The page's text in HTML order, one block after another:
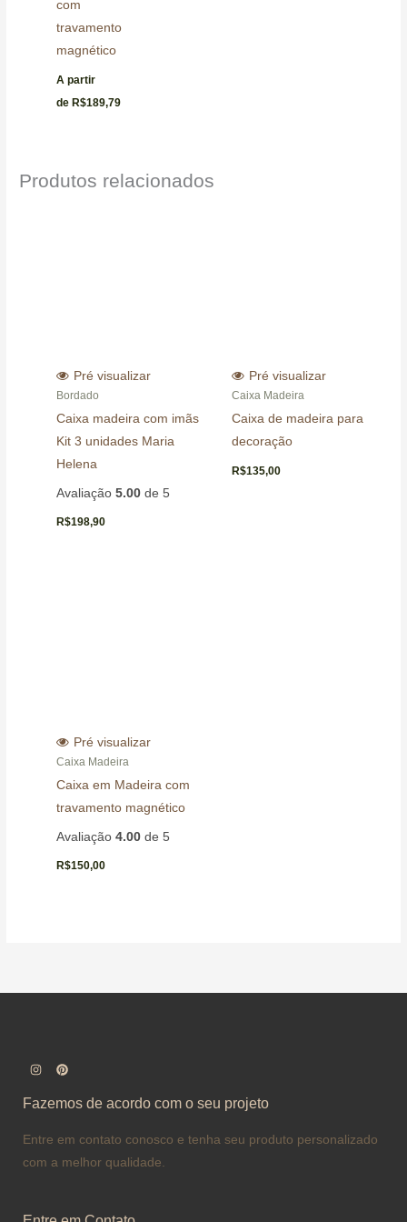
com
travamento
magnético
A partir
deR$189,79
Produtos relacionados
Pré visualizar
Bordado
Caixa madeira com imãs
Kit 3 unidades Maria
Helena
Avaliação5.00 de 5
R$198,90
Pré visualizar
Caixa Madeira
Caixa de madeira para
decoração
R$135,00
Pré visualizar
Caixa Madeira
Caixa em Madeira com
travamento magnético
Avaliação4.00 de 5
R$150,00
Fazemos de acordo com o seu projeto
Entre em contato conosco e tenha seu produto personalizado
com a melhor qualidade.